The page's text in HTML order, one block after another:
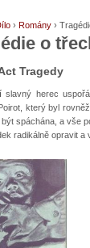
› Romány ›
o
Tragedy
slavný herec
který byl
být spáchána, a vše
radikálně opravit a